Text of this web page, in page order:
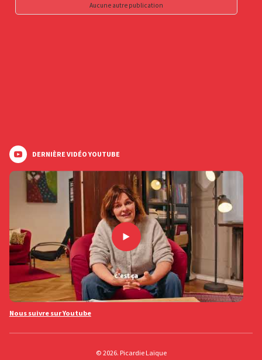
Aucune autre publication
DERNIÈRE VIDÉO YOUTUBE
Nous suivre sur Youtube
© 2026. Picardie Laïque